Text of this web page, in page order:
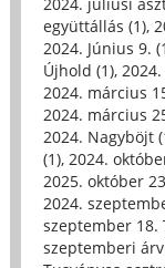
együttállás (1),
2024. Június 9.
Újhold (1),
2024. március
2024. március
2024. Nagyböjt
(1), 2024.
2025. október
2024.
szeptember 18.
szeptemberi